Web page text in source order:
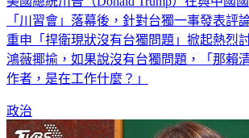
「川習會」落幕後，針對台獨一事發表評
重申「捍衛現狀沒有台獨問題」掀起熱烈
鴻薇揶揄，如果說沒有台獨問題，「那賴
作者，是在工作什麼？」
政治